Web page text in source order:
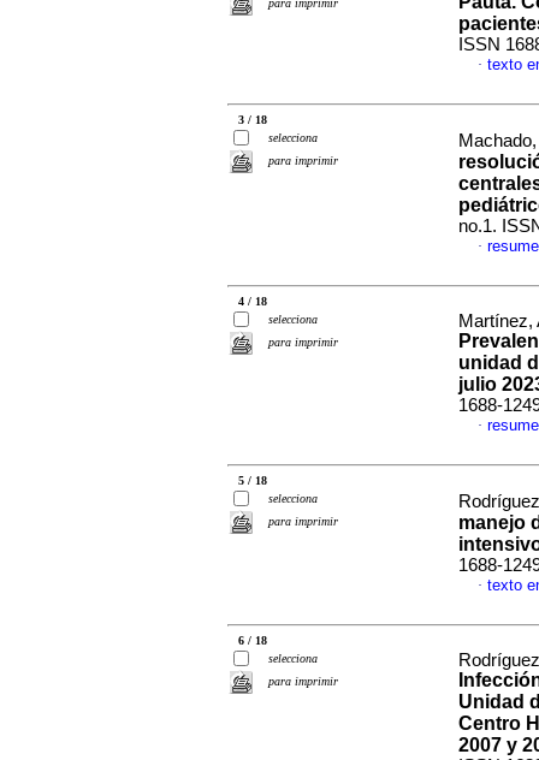
para imprimir
ISSN
· texto
3 / 18
selecciona
para imprimir
no.1.
·
4 / 18
selecciona
para imprimir
Martínez,
unidad
julio
1688-
·
5 / 18
selecciona
para imprimir
manejo
1688-
· texto
6 / 18
selecciona
para imprimir
Unidad
Centro
2007 y